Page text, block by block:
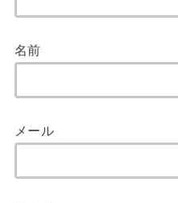
名前
メール